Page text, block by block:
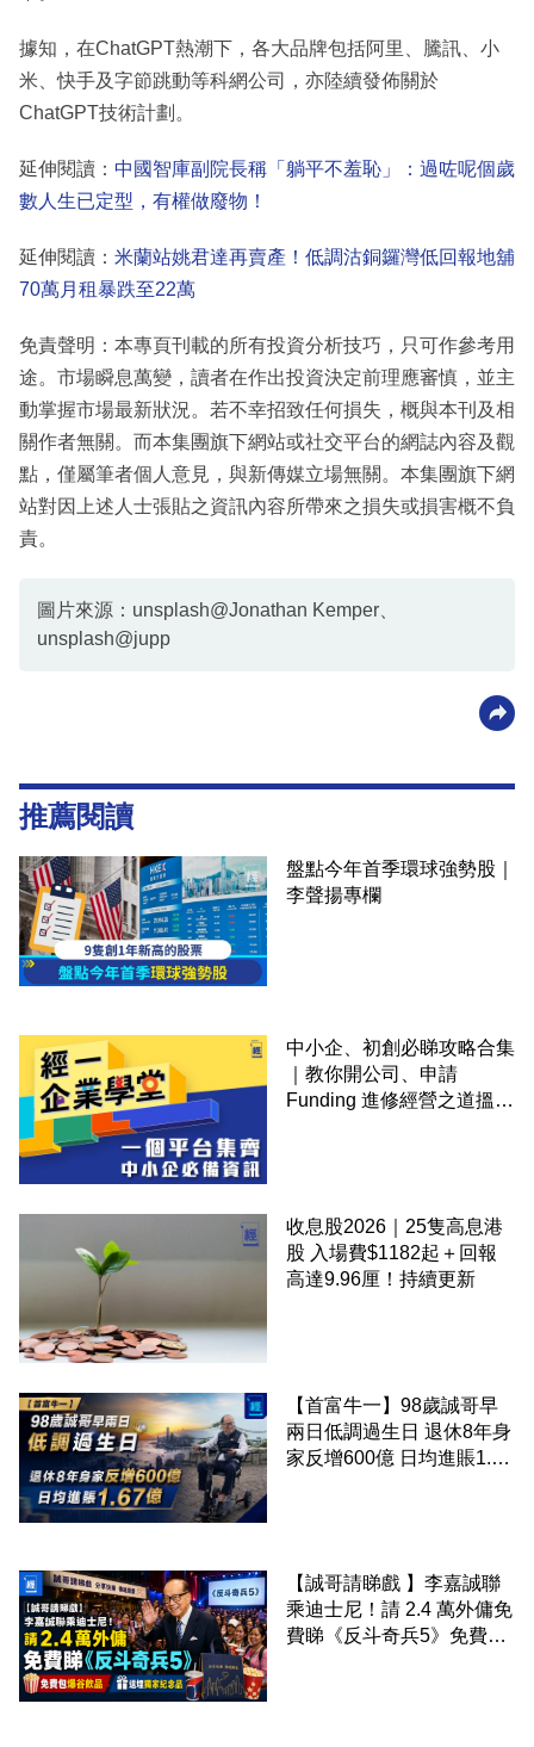
據知，在ChatGPT熱潮下，各大品牌包括阿里、騰訊、小
米、快手及字節跳動等科網公司，亦陸續發佈關於
ChatGPT技術計劃。
延伸閱讀： 中國智庫副院長稱「躺平不羞恥」：過咗呢個歲
數人生已定型，有權做廢物！
延伸閱讀： 米蘭站姚君達再賣產！低調沽銅鑼灣低回報地舖
70萬月租暴跌至22萬
免責聲明：本專頁刊載的所有投資分析技巧，只可作參考用
途。市場瞬息萬變，讀者在作出投資決定前理應審慎，並主
動掌握市場最新狀況。若不幸招致任何損失，概與本刊及相
關作者無關。而本集團旗下網站或社交平台的網誌內容及觀
點，僅屬筆者個人意見，與新傳媒立場無關。本集團旗下網
站對因上述人士張貼之資訊內容所帶來之損失或損害概不負
責。
圖片來源：unsplash@Jonathan Kemper、
unsplash@jupp
推薦閱讀
盤點今年首季環球強勢股｜
李聲揚專欄
中小企、初創必睇攻略合集
｜教你開公司、申請
Funding 進修經營之道搵大
收息股2026｜25隻高息港
股 入場費$1182起＋回報
高達9.96厘！持續更新
【首富牛一】98歲誠哥早
兩日低調過生日 退休8年身
家反增600億 日均進賬1.67
【誠哥請睇戲 】李嘉誠聯
乘迪士尼！請 2.4 萬外傭免
費睇《反斗奇兵5》免費包